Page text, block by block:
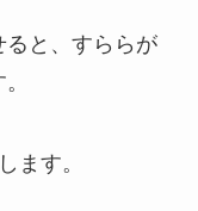
ると、すららが
ます。